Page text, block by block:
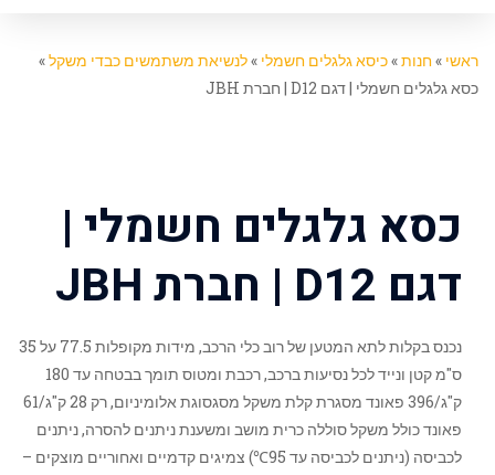
ראשי »חנות»כיסא גלגלים חשמלי »לנשיאת משתמשים כבדי משקל»
כסא גלגלים חשמלי | דגם D12 | חברת JBH
כסא גלגלים חשמלי |
דגם D12 | חברת JBH
נכנס בקלות לתא המטען של רוב כלי הרכב, מידות מקופלות 77.5 על 35
ס"מ קטן ונייד לכל נסיעות ברכב, רכבת ומטוס תומך בבטחה עד 180
ק"ג/396 פאונד מסגרת קלת משקל מסגסוגת אלומיניום, רק 28 ק"ג/61
פאונד כולל משקל סוללה כרית מושב ומשענת ניתנים להסרה, ניתנים
לכביסה (ניתנים לכביסה עד 95℃) צמיגים קדמיים ואחוריים מוצקים –